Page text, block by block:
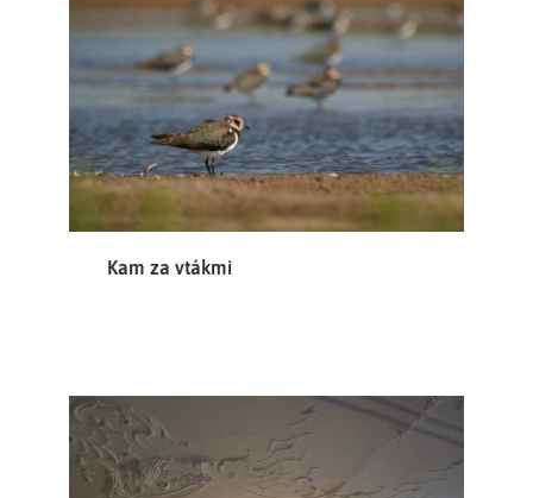
Za architekta stavby můžeme považovat
Bartoloměje Zindtnera
Kam za vtákmi